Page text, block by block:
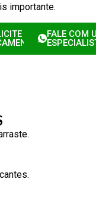
importante.
UM
FALE COM